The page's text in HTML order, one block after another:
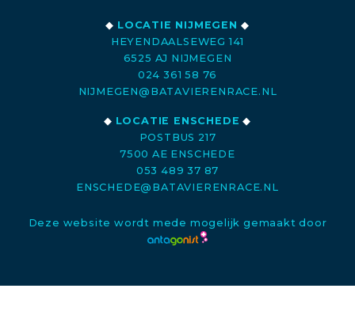
◆ LOCATIE NIJMEGEN ◆
HEYENDAALSEWEG 141
6525 AJ NIJMEGEN
024 361 58 76
NIJMEGEN@BATAVIERENRACE.NL
◆ LOCATIE ENSCHEDE ◆
POSTBUS 217
7500 AE ENSCHEDE
053 489 37 87
ENSCHEDE@BATAVIERENRACE.NL
Deze website wordt mede mogelijk gemaakt door